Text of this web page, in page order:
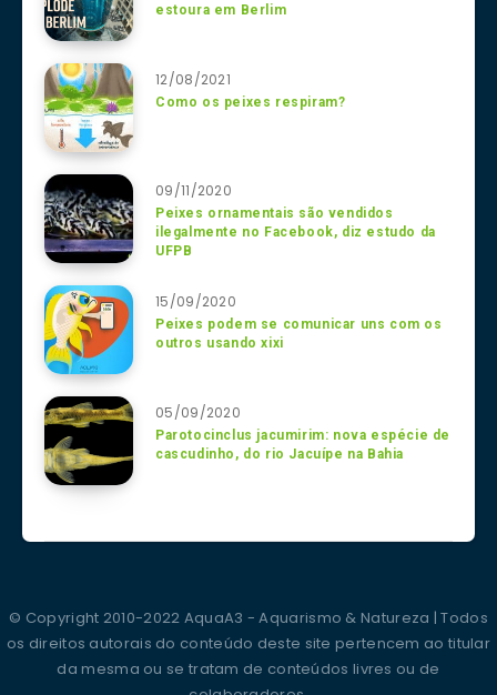
estoura em Berlim
12/08/2021
Como os peixes respiram?
09/11/2020
Peixes ornamentais são vendidos
ilegalmente no Facebook, diz estudo da
UFPB
15/09/2020
Peixes podem se comunicar uns com os
outros usando xixi
05/09/2020
Parotocinclus jacumirim: nova espécie de
cascudinho, do rio Jacuípe na Bahia
© Copyright 2010-2022 AquaA3 - Aquarismo & Natureza | Todos
os direitos autorais do conteúdo deste site pertencem ao titular
da mesma ou se tratam de conteúdos livres ou de